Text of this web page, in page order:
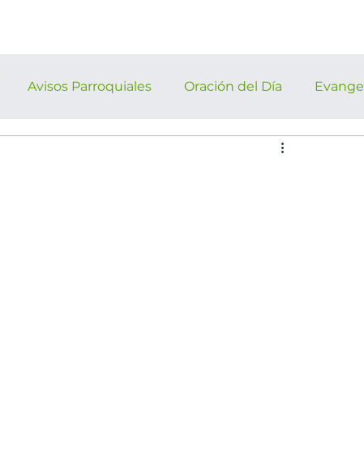
Avisos Parroquiales Oración del Día